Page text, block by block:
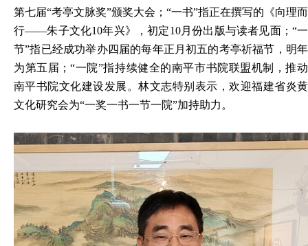
第七届“考亭文脉奖”颁奖大会；“一书”指正在撰写的《向理而
行——朱子文化10年兴》，初定10月份出版与读者见面；“一
节”指已经成功举办四届的每年正月初五的考亭祈福节，明年
为第五届；“一院”指持续健全的南平市书院联盟机制，推动
南平书院文化建设发展。林文志特别表示，欢迎福建省炎黄
文化研究会为“一奖一书一节一院”加持助力。